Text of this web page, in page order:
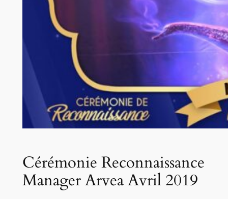
Cérémonie Reconnaissance
Manager Arvea Avril 2019